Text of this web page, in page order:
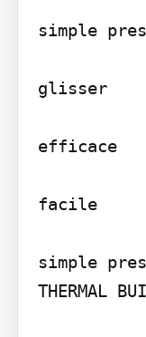
simple
glisser
efficace
facile
simple
THERMAL